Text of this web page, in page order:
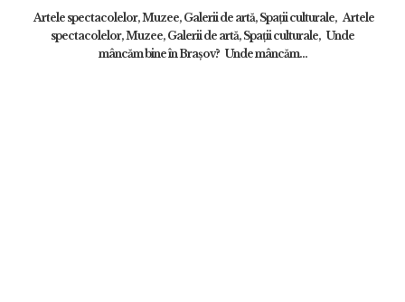
Artele spectacolelor, Muzee, Galerii de artă, Spații culturale, Artele
spectacolelor, Muzee, Galerii de artă, Spații culturale, Unde
mâncăm bine în Brașov? Unde mâncăm...